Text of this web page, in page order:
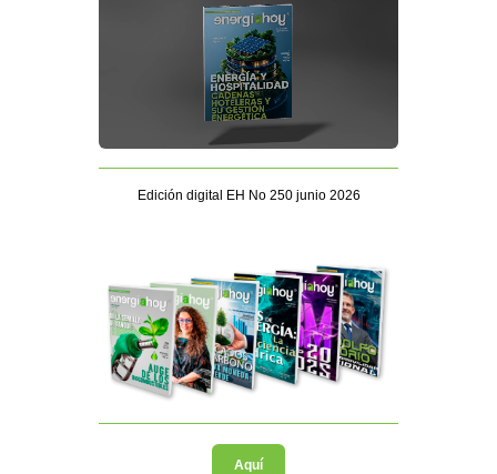
Edición digital EH No 250 junio 2026
Aquí